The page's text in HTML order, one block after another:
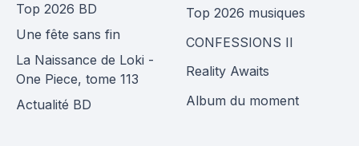
Top 2026 BD
Une fête sans fin
La Naissance de Loki -
One Piece, tome 113
Actualité BD
Top 2026 musiques
CONFESSIONS II
Reality Awaits
Album du moment